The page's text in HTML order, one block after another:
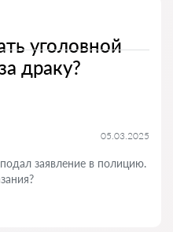
уголовной
драку?
05.03.2025
заявление в полицию.